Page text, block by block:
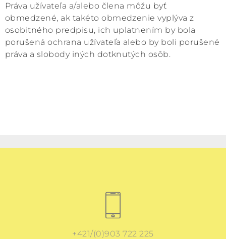
Práva užívateľa a/alebo člena môžu byť
obmedzené, ak takéto obmedzenie vyplýva z
osobitného predpisu, ich uplatnením by bola
porušená ochrana užívateľa alebo by boli porušené
práva a slobody iných dotknutých osôb.
+421/(0)903 722 225